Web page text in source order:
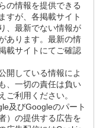
の情報を提供できる
すが、各掲載サイト
、最新でない情報が
あります。最新の情
載サイトにてご確認
開している情報によ
、一切の責任は負い
ご利用ください。
及びGoogleのパート
）の提供する広告を